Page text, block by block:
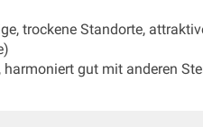
trockene Standorte,
harmoniert gut mit anderen